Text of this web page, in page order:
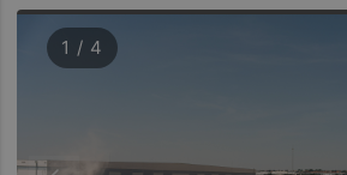
1 / 4